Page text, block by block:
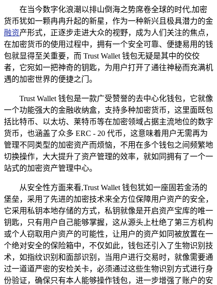
在当今数字化浪潮以排山倒海之势席卷全球的时代,加密
货币犹如一颗冉冉升起的新星，作为一种新兴且极具潜力的金
融资产形式，正逐步走进大众的视野，成为人们关注的焦点，
在加密货币的使用过程中，拥有一个安全可靠、便捷易用的钱
包就显得至关重要，而 Trust Wallet 钱包无疑是其中的佼佼
者，它宛如一把神奇的钥匙，为用户打开了通往神秘而充满机
遇的加密世界的便捷之门。
Trust Wallet 钱包是一款广受赞誉的去中心化钱包，它就像
一个功能强大的金融收纳盒，支持多种加密货币，这里面既包
括比特币、以太坊、莱特币等在加密领域占据主流地位的数字
货币，也涵盖了众多 ERC - 20 代币，这意味着用户无需再为
管理不同类型的加密资产而烦恼，不用在多个钱包之间频繁地
切换操作，大大提升了资产管理的效率，就如同拥有了一个一
站式的加密资产管理中心。
从安全性方面来看,Trust Wallet 钱包犹如一座固若金汤的
堡垒，采用了先进的加密技术来全方位保障用户资产的安全，
它采用私钥本地存储的方式，私钥就像是开启资产宝库的唯一
钥匙，只有用户自己能够掌握，这从源头上杜绝了第三方机构
或个人窃取用户资产的可能性，让用户的资产如同被放置在一
个绝对安全的保险箱中，不仅如此，钱包还引入了生物识别技
术，如指纹识别和面部识别，当用户进行交易时，就像需要通
过一道道严密的安检关卡，必须通过这些生物识别方式进行身
份验证，确保只有本人能够操作钱包，进一步增强了账户的安